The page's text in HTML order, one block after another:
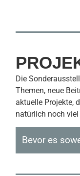
Die
Themen, neue
aktuelle Projekte,
natürlich noch
Bevor es